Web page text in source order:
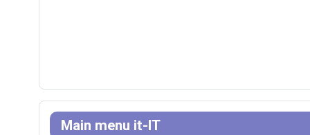
Main menu it-IT